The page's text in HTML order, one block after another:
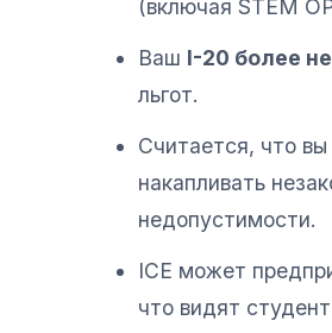
(включая STEM
Ваш I-20 более
льгот.
Считается, что вы
накапливать
недопустимости.
ICE может
что видят